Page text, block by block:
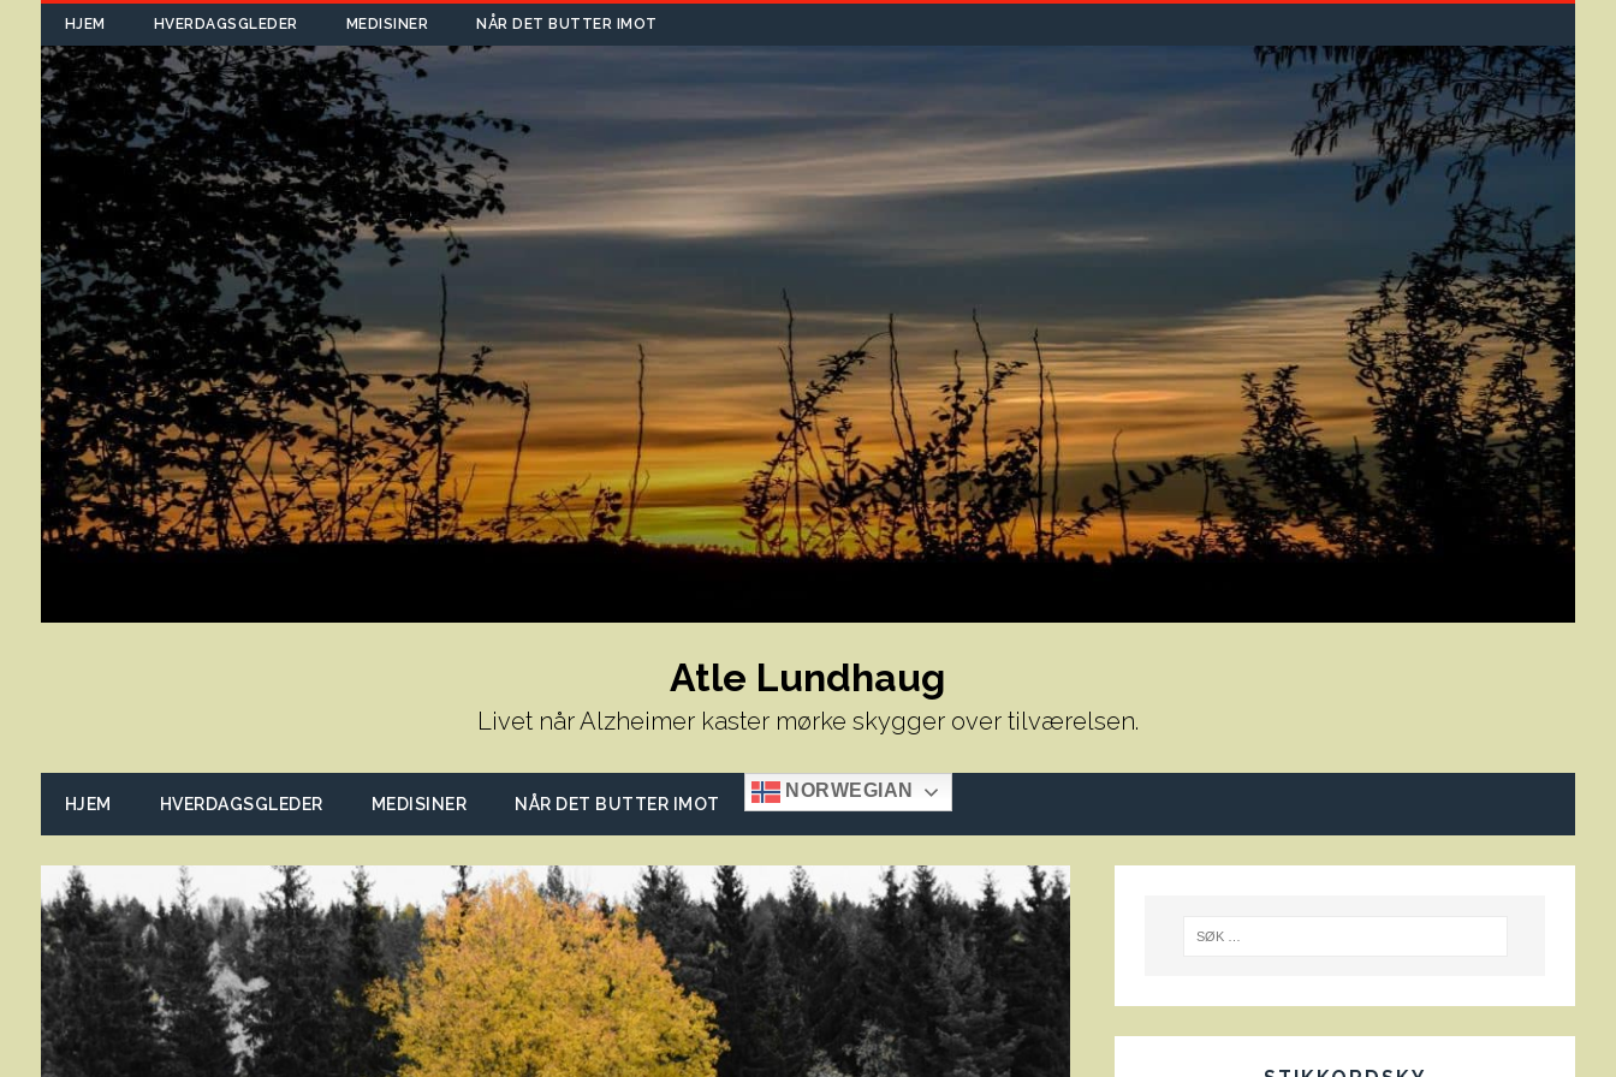
HJEM HVERDAGSGLEDER MEDISINER NÅR DET BUTTER IMOT
Atle Lundhaug
Livet når Alzheimer kaster mørke skygger over tilværelsen.
HJEM HVERDAGSGLEDER MEDISINER NÅR DET BUTTER IMOT
NORWEGIAN